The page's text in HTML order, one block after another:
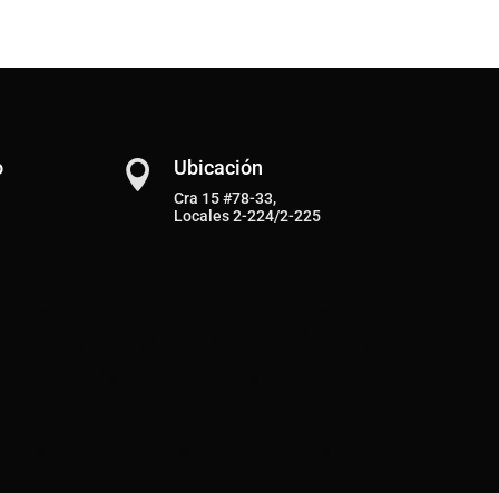
 Ubicación
Cra 15 #78-33,
Locales 2-224/2-225